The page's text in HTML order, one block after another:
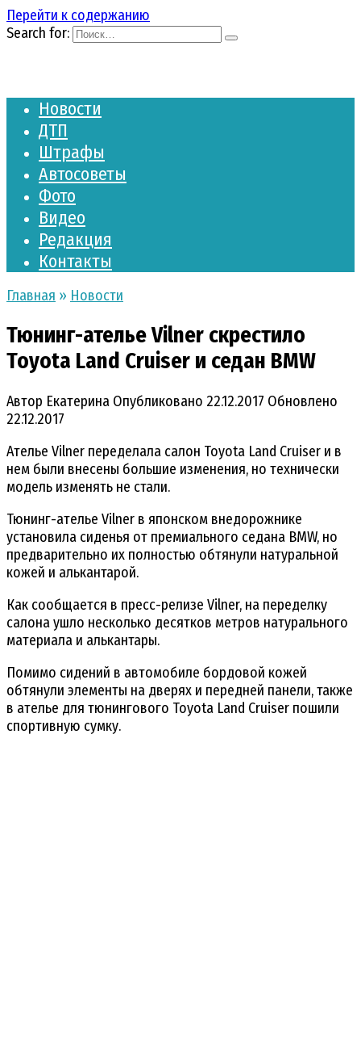
Перейти к содержанию
Search for:
Новости
ДТП
Штрафы
Автосоветы
Фото
Видео
Редакция
Контакты
Главная » Новости
Тюнинг-ателье Vilner скрестило
Toyota Land Cruiser и седан BMW
Автор Екатерина Опубликовано 22.12.2017 Обновлено
22.12.2017
Ателье Vilner переделала салон Toyota Land Cruiser и в
нем были внесены большие изменения, но технически
модель изменять не стали.
Тюнинг-ателье Vilner в японском внедорожнике
установила сиденья от премиального седана BMW, но
предварительно их полностью обтянули натуральной
кожей и алькантарой.
Как сообщается в пресс-релизе Vilner, на переделку
салона ушло несколько десятков метров натурального
материала и алькантары.
Помимо сидений в автомобиле бордовой кожей
обтянули элементы на дверях и передней панели, также
в ателье для тюнингового Toyota Land Cruiser пошили
спортивную сумку.